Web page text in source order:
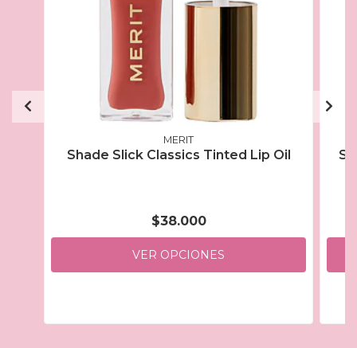
MERIT
Shade Slick Classics Tinted Lip Oil
$38.000
VER OPCIONES